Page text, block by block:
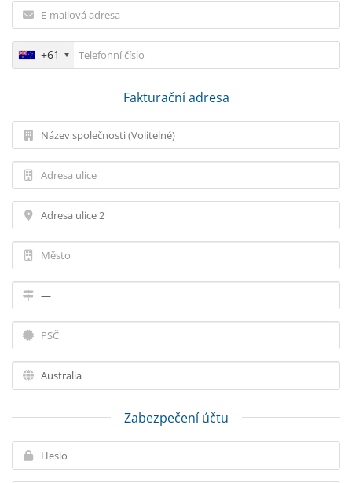
+61
Fakturační adresa
Zabezpečení účtu